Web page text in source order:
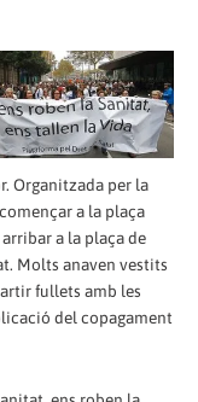
Organitzada per la
a la plaça
a la plaça de
Molts anaven vestits
fullets amb les
del copagament